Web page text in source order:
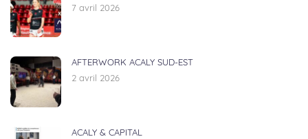
7 avril 2026
AFTERWORK ACALY SUD-EST
2 avril 2026
ACALY & CAPITAL